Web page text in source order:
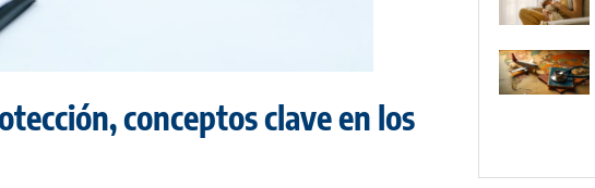
conceptos clave en los